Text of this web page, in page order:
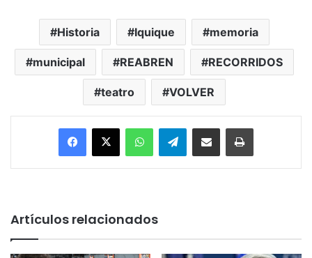
Historia Iquique memoria
municipal REABREN RECORRIDOS
teatro VOLVER
Facebook
X WhatsAppTelegramEnviar vía email Imprimir
Artículos relacionados